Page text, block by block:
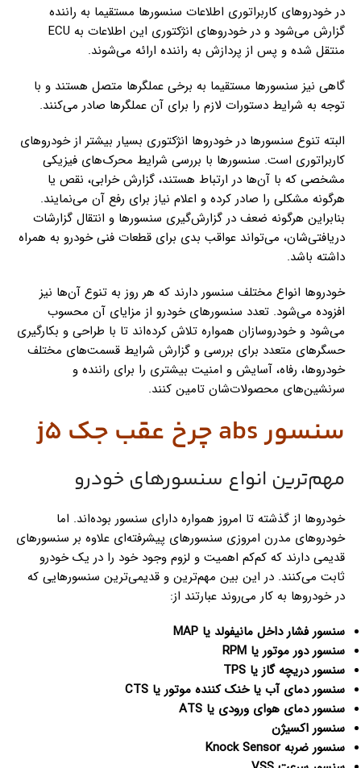
در خودروهای کاربراتوری اطلاعات سنسورها مستقیما به راننده
گزارش می‌شود و در خودروهای انژکتوری این اطلاعات به ECU
منتقل شده و پس از پردازش به راننده ارائه می‌شوند.
گاهی نیز سنسورها مستقیما به برخی عملگرها متصل هستند و با
توجه به شرایط دستورات لازم را برای آن عملگرها صادر می‌کنند.
البته تنوع سنسورها در خودروها انژکتوری بسیار بیشتر از خودروهای
کاربراتوری است. سنسورها با بررسی شرایط محرک‌های فیزیکی
مشخصی که با آن‌ها در ارتباط هستند، گزارش خرابی، نقص یا
هرگونه مشکلی را صادر کرده و اعلام نیاز برای رفع آن می‌نمایند.
بنابراین هرگونه ضعف در گزارش‌گیری سنسورها و انتقال گزارشات
دریافتی‌شان، می‌تواند عواقب بدی برای قطعات فنی خودرو به همراه
داشته باشد.
خودروها انواع مختلف سنسور دارند که هر روز به تنوع آن‌ها نیز
افزوده می‌شود. تعدد سنسورهای خودرو از مزایای آن محسوب
می‌شود و خودروسازان همواره تلاش کرده‌اند تا با طراحی و بکارگیری
حسگرهای متعدد برای بررسی و گزارش شرایط قسمت‌های مختلف
خودروها، رفاه، آسایش و امنیت بیشتری را برای راننده و
سرنشین‌های محصولات‌شان تامین کنند.
سنسور abs چرخ عقب جک j5
مهم‌ترین انواع سنسورهای خودرو
خودروها از گذشته تا امروز همواره دارای سنسور بوده‌اند. اما
خودروهای مدرن امروزی سنسورهای پیشرفته‌ای علاوه بر سنسورهای
قدیمی دارند که کم‌کم اهمیت و لزوم وجود خود را در یک خودرو
ثابت می‌کنند. در این بین مهم‌ترین و قدیمی‌ترین سنسورهایی که
در خودروها به کار می‌روند عبارتند از:
سنسور فشار داخل مانیفولد یا MAP
سنسور دور موتور یا RPM
سنسور دریچه گاز یا TPS
سنسور دمای آب یا خنک کننده موتور یا CTS
سنسور دمای هوای ورودی یا ATS
سنسور اکسیژن
سنسور ضربه Knock Sensor